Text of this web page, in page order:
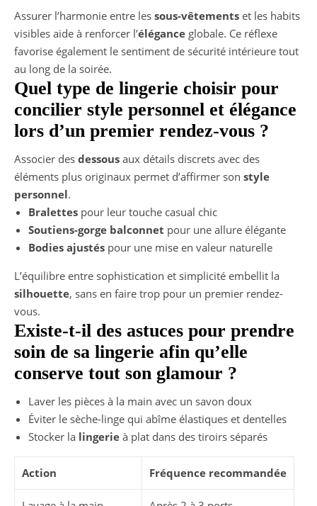
Assurer l’harmonie entre les sous-vêtements et les habits
visibles aide à renforcer l’élégance globale. Ce réflexe
favorise également le sentiment de sécurité intérieure tout
au long de la soirée.
Quel type de lingerie choisir pour
concilier style personnel et élégance
lors d’un premier rendez-vous ?
Associer des dessous aux détails discrets avec des
éléments plus originaux permet d’affirmer son style
personnel.
Bralettes pour leur touche casual chic
Soutiens-gorge balconnet pour une allure élégante
Bodies ajustés pour une mise en valeur naturelle
L’équilibre entre sophistication et simplicité embellit la
silhouette, sans en faire trop pour un premier rendez-
vous.
Existe-t-il des astuces pour prendre
soin de sa lingerie afin qu’elle
conserve tout son glamour ?
Laver les pièces à la main avec un savon doux
Éviter le sèche-linge qui abîme élastiques et dentelles
Stocker la lingerie à plat dans des tiroirs séparés
Action Fréquence recommandée